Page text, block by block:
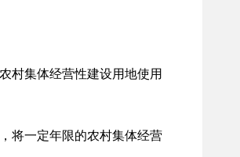
村集体经营性建设用地使用
将一定年限的农村集体经营